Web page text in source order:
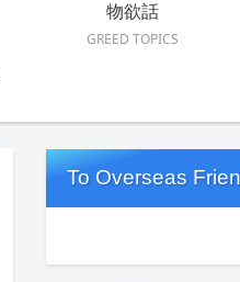
物欲話
GREED TOPICS
To Overseas